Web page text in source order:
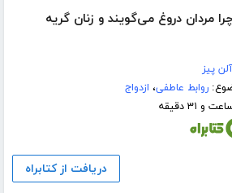
مردان دروغ می‌گویند و زنان گریه
آلن پیز
روابط عاطفی، ازدواج
دریافت از کتابراه